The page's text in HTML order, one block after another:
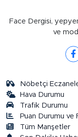
Face Dergisi,
ve
Nöbetçi
Hava Durumu
Trafik Durumu
Puan Durumu ve
Tüm Manşetler